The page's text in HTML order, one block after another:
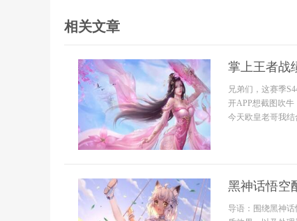
相关文章
掌上王者战
兄弟们，这赛季
开APP想截图吹
今天欧皇老哥我
黑神话悟空
导语：围绕黑神话